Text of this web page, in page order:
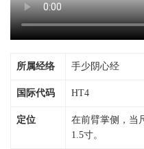
所属经络 手少阴心经
国际代码 HT4
定位
在前臂掌侧，当
1.5寸。